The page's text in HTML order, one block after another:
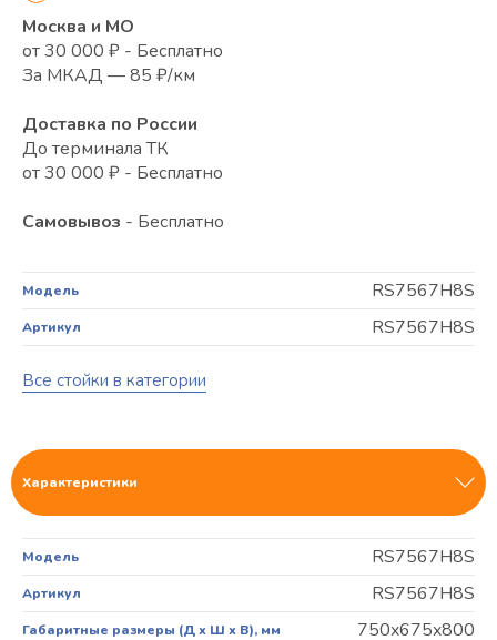
Модель RS7567H8S
Артикул RS7567H8S
Все стойки в категории
Москва и МО
от 30 000 ₽ - Бесплатно
За МКАД — 85 ₽/км
Доставка по России
До терминала ТК
от 30 000 ₽ - Бесплатно
Самовывоз - Бесплатно
Характеристики
Модель RS7567H8S
Артикул RS7567H8S
Габаритные размеры (Д х Ш х В), мм 750x675x800